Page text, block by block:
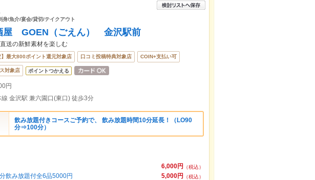
身/魚介/宴会/貸切/テイクアウト
屋 GOEN（ごえん） 金沢駅前
送の新鮮素材を楽しむ
】最大800ポイント還元対象店 口コミ投稿特典対象店 COIN+支払い可
対象店 ポイントつかえる
円
線 金沢駅 兼六園口(東口) 徒歩3分
飲み放題付きコースご予約で、 飲み放題時間10分延長！（LO90
分⇒100分）
6,000円
（税込）
5,000円
（税込）
飲み放題付全6品5000円